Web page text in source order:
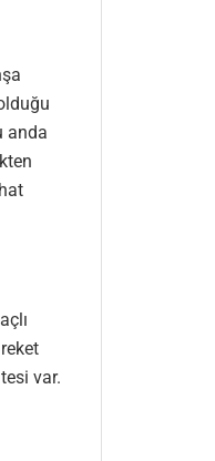
anda
var.